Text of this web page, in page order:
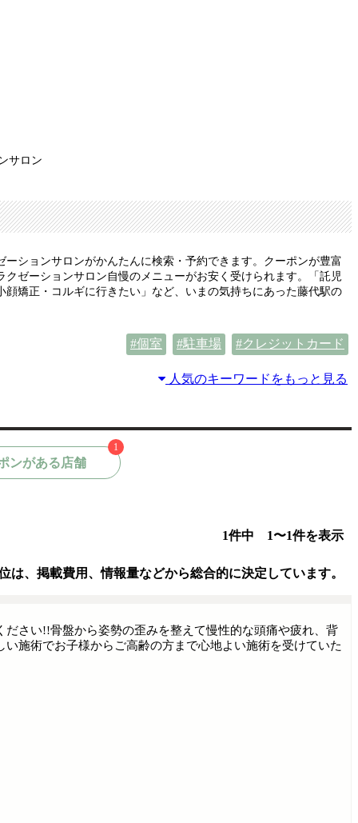
サロン
ションサロンがかんたんに検索・予約できます。クーポンが豊富
ゼーションサロン自慢のメニューがお安く受けられます。「託児
矯正・コルギに行きたい」など、いまの気持ちにあった藤代駅の
個室 駐車場 クレジットカード
人気のキーワードをもっと見る
ンがある店舗
1
1件中 1〜1件を表示
は、掲載費用、情報量などから総合的に決定しています。
さい!!骨盤から姿勢の歪みを整えて慢性的な頭痛や疲れ、背
施術でお子様からご高齢の方まで心地よい施術を受けていた